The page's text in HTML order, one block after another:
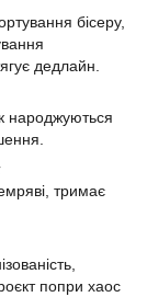
бісеру,
дедлайн.
народжуються
тримає
попри хаос